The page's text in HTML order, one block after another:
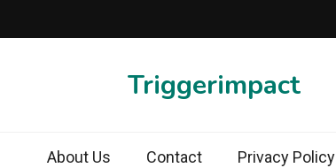
Triggerimpact
About Us Contact Privacy Policy